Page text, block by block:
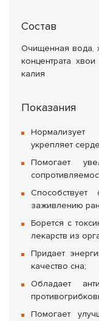
Состав
Очищенная вода,
концентрата
калия
Показания
укрепляет
Помогает
заживлению
Борется с
лекарств из
Придает
качество сна;
Обладает
Помогает